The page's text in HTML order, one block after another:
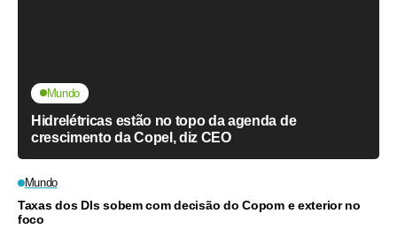
Mundo
Hidrelétricas estão no topo da agenda de
crescimento da Copel, diz CEO
Mundo
Taxas dos DIs sobem com decisão do Copom e exterior no
foco